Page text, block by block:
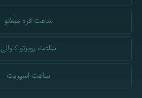
ساعت فره میلانو
ساعت روبرتو کاوالی
ساعت اسپریت